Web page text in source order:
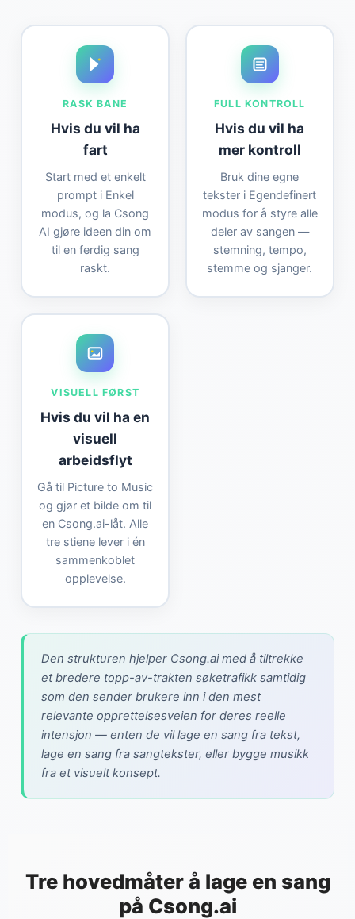
RASK BANE
Hvis du vil ha
fart
Start med et enkelt
prompt i Enkel
modus, og la Csong
AI gjøre ideen din om
til en ferdig sang
raskt.
FULL KONTROLL
Hvis du vil ha
mer kontroll
Bruk dine egne
tekster i Egendefinert
modus for å styre alle
deler av sangen —
stemning, tempo,
stemme og sjanger.
VISUELL FØRST
Hvis du vil ha en
visuell
arbeidsflyt
Gå til Picture to Music
og gjør et bilde om til
en Csong.ai-låt. Alle
tre stiene lever i én
sammenkoblet
opplevelse.
Den strukturen hjelper Csong.ai med å tiltrekke
et bredere topp-av-trakten søketrafikk samtidig
som den sender brukere inn i den mest
relevante opprettelsesveien for deres reelle
intensjon — enten de vil lage en sang fra tekst,
lage en sang fra sangtekster, eller bygge musikk
fra et visuelt konsept.
Tre hovedmåter å lage en sang
på Csong.ai